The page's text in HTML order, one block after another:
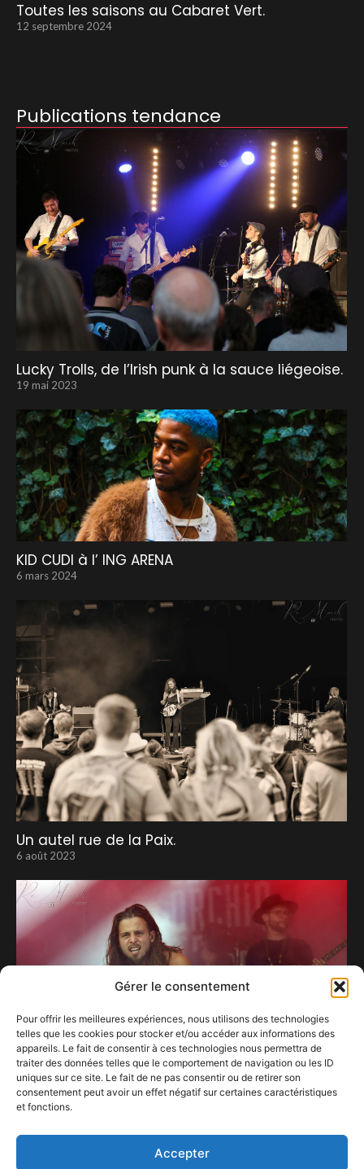
Gérer le consentement
Pour offrir les meilleures expériences, nous utilisons des technologies
telles que les cookies pour stocker et/ou accéder aux informations des
appareils. Le fait de consentir à ces technologies nous permettra de
traiter des données telles que le comportement de navigation ou les ID
uniques sur ce site. Le fait de ne pas consentir ou de retirer son
consentement peut avoir un effet négatif sur certaines caractéristiques
et fonctions.
Accepter
Toutes les saisons au Cabaret Vert.
12 septembre 2024
Publications tendance
Lucky Trolls, de l’Irish punk à la sauce liégeoise.
19 mai 2023
KID CUDI à l’ ING ARENA
6 mars 2024
Un autel rue de la Paix.
6 août 2023
11 novembre 2022